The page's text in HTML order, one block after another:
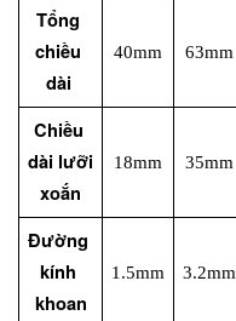
Tổng
chiều
dài
40mm 63mm
Chiều
dài lưỡi
xoắn
18mm 35mm
Đường
kính
khoan
1.5mm 3.2mm